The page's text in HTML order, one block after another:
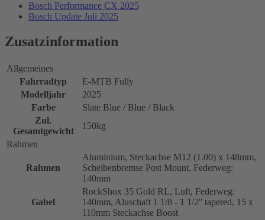
Bosch Performance CX 2025
Bosch Update Juli 2025
Zusatzinformation
Allgemeines
Fahrradtyp
E-MTB Fully
Modelljahr
2025
Farbe
Slate Blue / Blue / Black
Zul.
Gesamtgewicht
150kg
Rahmen
Rahmen
Aluminium, Steckachse M12 (1.00) x 148mm,
Scheibenbremse Post Mount, Federweg:
140mm
Gabel
RockShox 35 Gold RL, Luft, Federweg:
140mm, Aluschaft 1 1/8 - 1 1/2'' tapered, 15 x
110mm Steckachse Boost